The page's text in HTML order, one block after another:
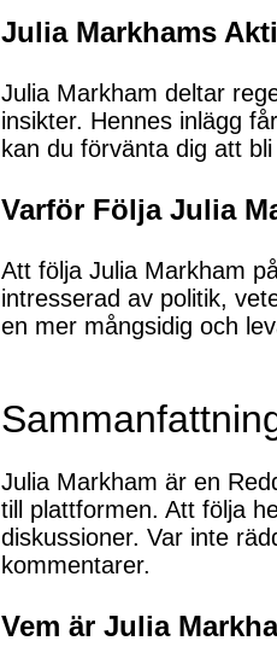
Julia Markhams
Julia Markham deltar
insikter. Hennes inlägg
kan du förvänta dig att
Varför Följa Julia
Att följa Julia Markham
intresserad av politik,
en mer mångsidig och
Julia Markham är en
till plattformen. Att följa
diskussioner. Var inte
kommentarer.
Vem är Julia